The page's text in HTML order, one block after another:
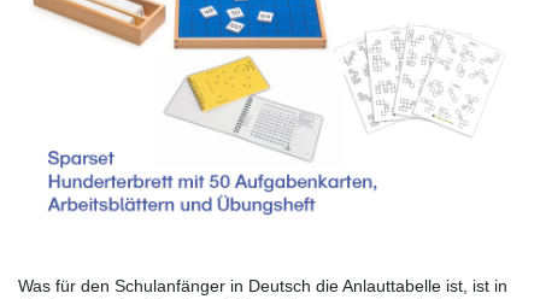
Was für den Schulanfänger in Deutsch die Anlauttabelle ist, ist in